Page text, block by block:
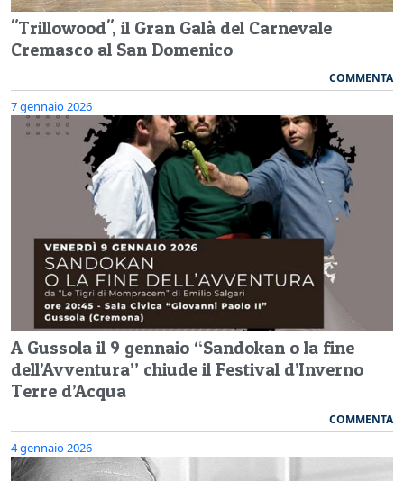
"Trillowood", il Gran Galà del Carnevale
Cremasco al San Domenico
COMMENTA
7 gennaio 2026
A Gussola il 9 gennaio “Sandokan o la fine
dell’Avventura” chiude il Festival d’Inverno
Terre d’Acqua
COMMENTA
4 gennaio 2026